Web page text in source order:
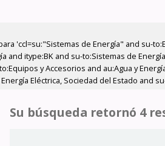
'ccl=su:"Sistemas de Energía" and su-
and itype:BK and su-to:Sistemas de
y Accesorios and au:Agua y
Eléctrica, Sociedad del Estado
Su búsqueda retornó 4